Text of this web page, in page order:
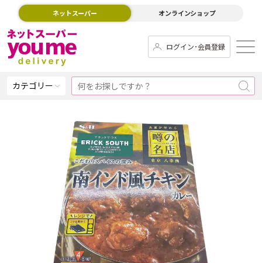
ネットスーパー オンラインショップ
ログイン･会員登録
カテゴリー